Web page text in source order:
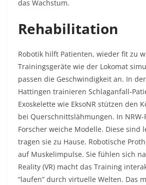
das Wachstum.
Rehabilitation
Robotik hilft Patienten, wieder fit zu
Trainingsgeräte wie der Lokomat
passen die Geschwindigkeit an. In
Hattingen trainieren Schlaganfall-
Exoskelette wie EksoNR stützen den
bei Querschnittslähmungen. In
Forscher weiche Modelle. Diese sind
tragen sie zu Hause. Robotische
auf Muskelimpulse. Sie fühlen sich
Reality (VR) macht das Training
“laufen” durch virtuelle Welten. Das